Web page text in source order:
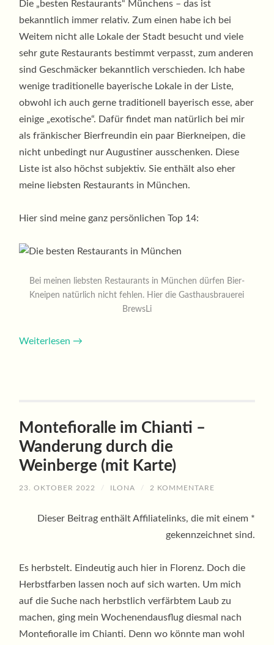
Die „besten Restaurants“ Münchens – das ist
bekanntlich immer relativ. Zum einen habe ich bei
Weitem nicht alle Lokale der Stadt besucht und viele
sehr gute Restaurants bestimmt verpasst, zum anderen
sind Geschmäcker bekanntlich verschieden. Ich habe
wenige traditionelle bayerische Lokale in der Liste,
obwohl ich auch gerne traditionell bayerisch esse, aber
einige „exotische“. Dafür findet man natürlich bei mir
als fränkischer Bierfreundin ein paar Bierkneipen, die
nicht unbedingt nur Augustiner ausschenken. Diese
Liste ist also höchst subjektiv. Sie enthält also eher
meine liebsten Restaurants in München.
Hier sind meine ganz persönlichen Top 14:
Bei meinen liebsten Restaurants in München dürfen Bier-
Kneipen natürlich nicht fehlen. Hier die Gasthausbrauerei
BrewsLi
Weiterlesen →
Montefioralle im Chianti –
Wanderung durch die
Weinberge (mit Karte)
23. OKTOBER 2022 / ILONA / 2 KOMMENTARE
Dieser Beitrag enthält Affiliatelinks, die mit einem *
gekennzeichnet sind.
Es herbstelt. Eindeutig auch hier in Florenz. Doch die
Herbstfarben lassen noch auf sich warten. Um mich
auf die Suche nach herbstlich verfärbtem Laub zu
machen, ging mein Wochenendausflug diesmal nach
Montefioralle im Chianti. Denn wo könnte man wohl